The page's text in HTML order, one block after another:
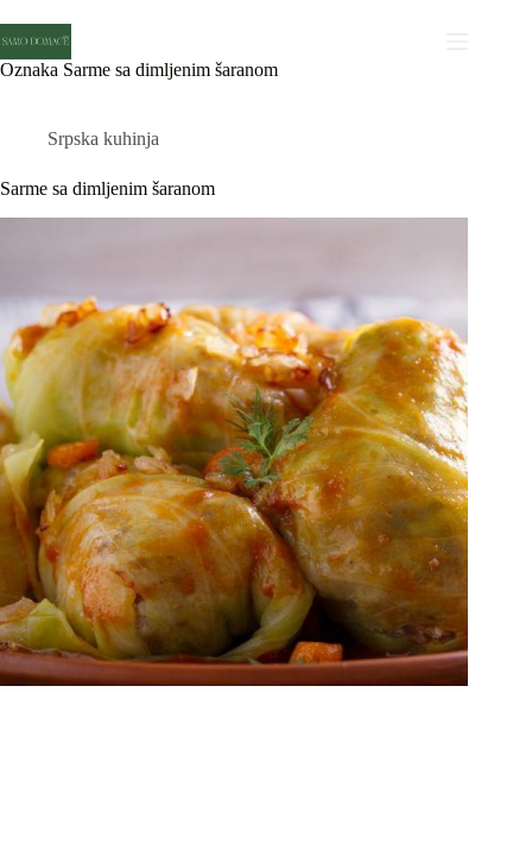
to
content
Oznaka Sarme sa dimljenim šaranom
Srpska kuhinja
Sarme sa dimljenim šaranom